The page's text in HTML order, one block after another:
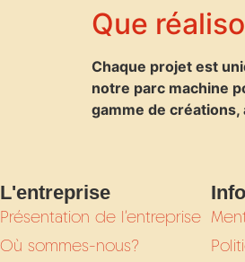
Que
Chaque projet est
notre parc machine
gamme de
L'entreprise
Présentation de l’entreprise
Où sommes-nous?